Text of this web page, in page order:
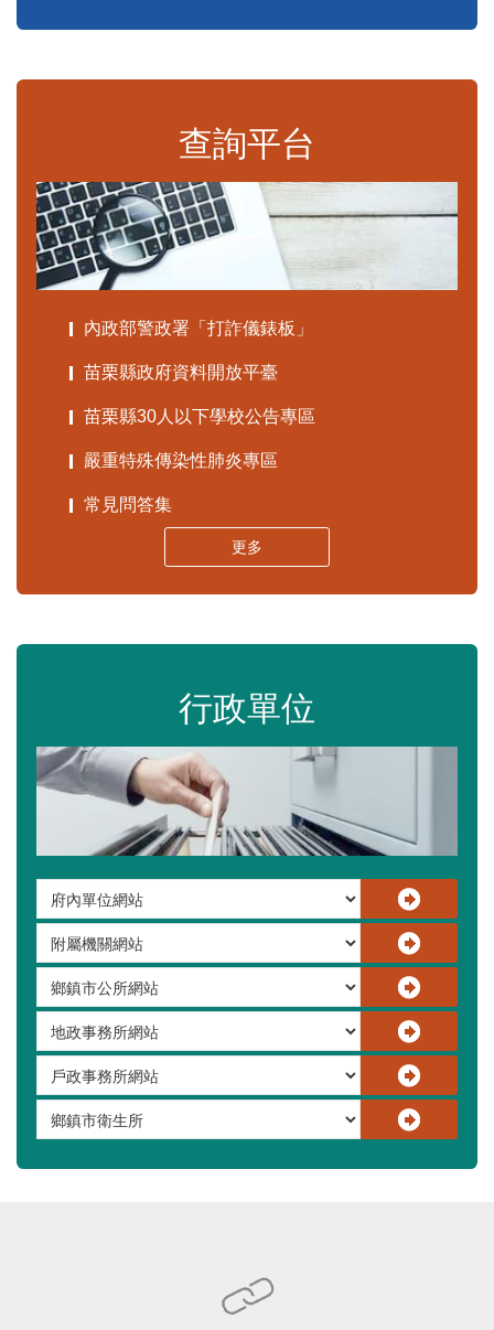
查詢平台
內政部警政署「打詐儀錶板」
苗栗縣政府資料開放平臺
苗栗縣30人以下學校公告專區
嚴重特殊傳染性肺炎專區
常見問答集
更多
行政單位